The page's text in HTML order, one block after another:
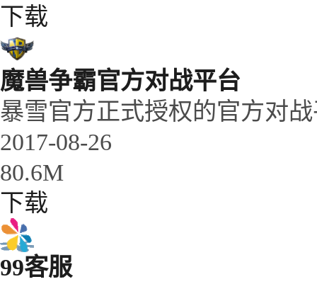
下载
魔兽争霸官方对战平台
暴雪官方正式授权的官方对
2017-08-26
80.6M
下载
99客服